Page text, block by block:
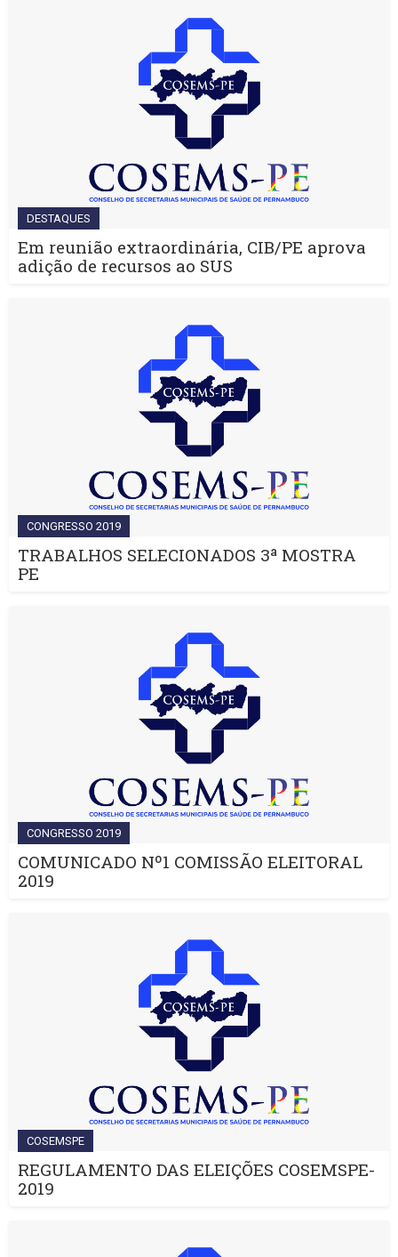
DESTAQUES
Em reunião extraordinária, CIB/PE aprova
adição de recursos ao SUS
CONGRESSO 2019
TRABALHOS SELECIONADOS 3ª MOSTRA
PE
CONGRESSO 2019
COMUNICADO Nº1 COMISSÃO ELEITORAL
2019
COSEMSPE
REGULAMENTO DAS ELEIÇÕES COSEMSPE-
2019